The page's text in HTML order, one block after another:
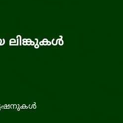
ലിങ്കുകള്‍